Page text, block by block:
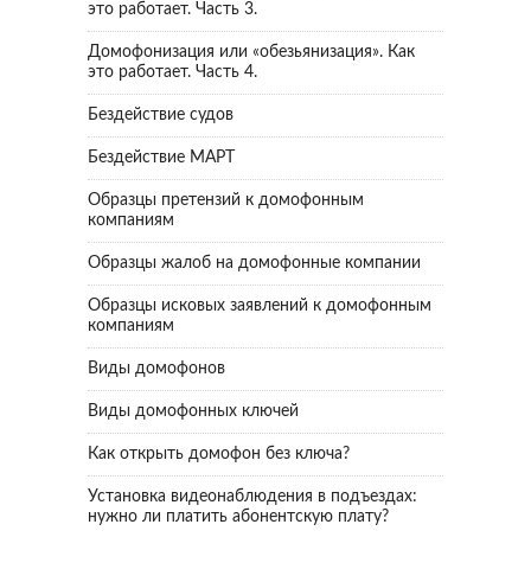
это работает. Часть 3.
Домофонизация или «обезьянизация». Как
это работает. Часть 4.
Бездействие судов
Бездействие МАРТ
Образцы претензий к домофонным
компаниям
Образцы жалоб на домофонные компании
Образцы исковых заявлений к домофонным
компаниям
Виды домофонов
Виды домофонных ключей
Как открыть домофон без ключа?
Установка видеонаблюдения в подъездах:
нужно ли платить абонентскую плату?